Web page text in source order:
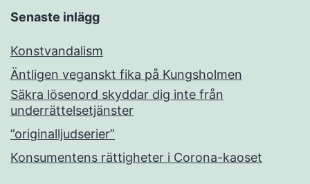
Senaste inlägg
Konstvandalism
Äntligen veganskt fika på Kungsholmen
Säkra lösenord skyddar dig inte från
underrättelsetjänster
”originalljudserier”
Konsumentens rättigheter i Corona-kaoset